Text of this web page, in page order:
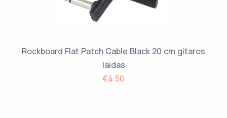
Rockboard Flat Patch Cable Black 20 cm gitaros
laidas
€4.50